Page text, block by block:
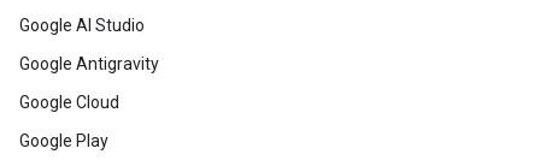
Google AI Studio
Google Antigravity
Google Cloud
Google Play